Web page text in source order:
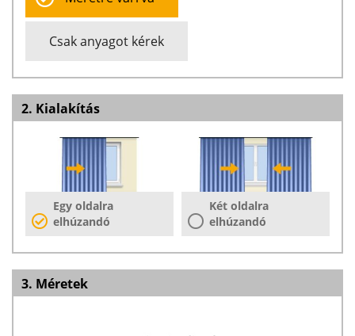
Csak anyagot kérek
2. Kialakítás
Egy oldalra
elhúzandó
Két oldalra
elhúzandó
3. Méretek